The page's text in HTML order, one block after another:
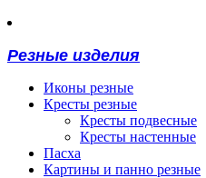
Резные изделия
Иконы резные
Кресты резные
Кресты подвесные
Кресты настенные
Пасха
Картины и панно резные